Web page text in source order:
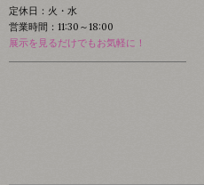
定休日：火・水
営業時間：11:30～18:00
展示を見るだけでもお気軽に！